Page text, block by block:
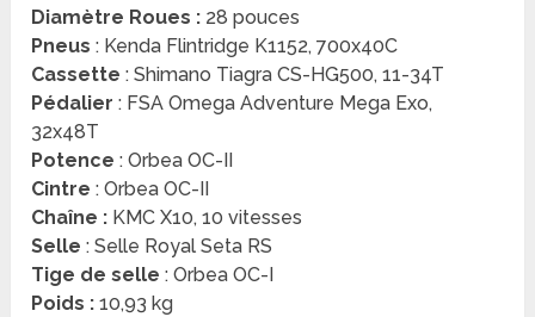
Diamètre Roues : 28 pouces
Pneus : Kenda Flintridge K1152, 700x40C
Cassette : Shimano Tiagra CS-HG500, 11-34T
Pédalier : FSA Omega Adventure Mega Exo,
32x48T
Potence : Orbea OC-II
Cintre : Orbea OC-II
Chaîne : KMC X10, 10 vitesses
Selle : Selle Royal Seta RS
Tige de selle : Orbea OC-I
Poids : 10,93 kg